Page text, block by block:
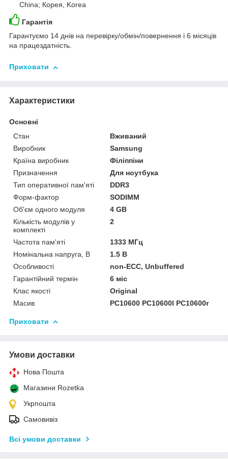
China; Корея, Korea
Гарантія
Гарантуємо 14 днів на перевірку/обмін/повернення і 6 місяців
на працездатність.
Приховати
Характеристики
Основні
Стан
Вживаний
Виробник
Samsung
Країна виробник
Філіппіни
Призначення
Для ноутбука
Тип оперативної пам'яті
DDR3
Форм-фактор
SODIMM
Об'єм одного модуля
4 GB
Кількість модулів у
комплекті
2
Частота пам'яті
1333 МГц
Номінальна напруга, В
1.5 В
Особливості
non-ECC, Unbuffered
Гарантійний термін
6 міс
Клас якості
Original
Масив
PC10600 PC10600l PC10600r
Приховати
Умови доставки
Нова Пошта
Магазини Rozetka
Укрпошта
Самовивіз
Всі умови доставки